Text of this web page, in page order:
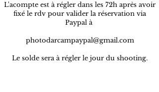
L'acompte est à régler dans les 72h après avoir
fixé le rdv pour valider la réservation via
Paypal à
photodarcampaypal@gmail.com
Le solde sera à régler le jour du shooting.